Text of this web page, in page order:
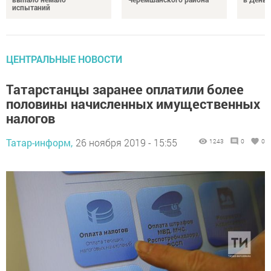
испытаний
ЦЕНТРАЛЬНЫЕ НОВОСТИ
Татарстанцы заранее оплатили более
половины начисленных имущественных
налогов
Татар-информ, 26 ноября 2019 - 15:55 1243 0 0